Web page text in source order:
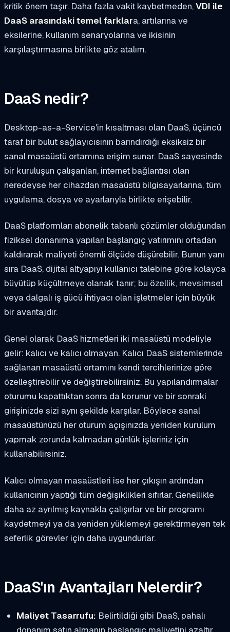
kritik önem taşır. Daha fazla vakit kaybetmeden,VDI ile
DaaS arasındaki temel farklara, artılarına ve
eksilerine, kullanım senaryolarına ve ikisinin
karşılaştırmasına birlikte göz atalım.
DaaS nedir?
Desktop-as-a-Service'in kısaltması olan DaaS, üçüncü
taraf bir bulut sağlayıcısının barındırdığı eksiksiz bir
sanal masaüstü ortamına erişim sunar. DaaS sayesinde
bir kuruluşun çalışanları, internet bağlantısı olan
neredeyse her cihazdan masaüstü bilgisayarlarına, tüm
uygulama, dosya ve ayarlarıyla birlikte erişebilir.
DaaS platformları abonelik tabanlı çözümler olduğundan
fiziksel donanıma yapılan başlangıç yatırımını ortadan
kaldırarak maliyeti önemli ölçüde düşürebilir. Bunun yanı
sıra DaaS, dijital altyapıyı kullanıcı talebine göre kolayca
büyütüp küçültmeye olanak tanır; bu özellik, mevsimsel
veya dalgalı iş gücü ihtiyacı olan işletmeler için büyük
bir avantajdır.
Genel olarak DaaS hizmetleri iki masaüstü modeliyle
gelir: kalıcı ve kalıcı olmayan. Kalıcı DaaS sistemlerinde
sağlanan masaüstü ortamını kendi tercihlerinize göre
özelleştirebilir ve değiştirebilirsiniz. Bu yapılandırmalar
oturumu kapattıktan sonra da korunur ve bir sonraki
girişinizde sizi aynı şekilde karşılar. Böylece sanal
masaüstünüzü her oturum açışınızda yeniden kurulum
yapmak zorunda kalmadan günlük işleriniz için
kullanabilirsiniz.
Kalıcı olmayan masaüstleri ise her çıkışın ardından
kullanıcının yaptığı tüm değişiklikleri sıfırlar. Genellikle
daha az ayrılmış kaynakla çalışırlar ve bir programı
kaydetmeyi ya da yeniden yüklemeyi gerektirmeyen tek
seferlik görevler için daha uygundurlar.
DaaS'ın Avantajları Nelerdir?
Maliyet Tasarrufu: Belirtildiği gibi DaaS, pahalı